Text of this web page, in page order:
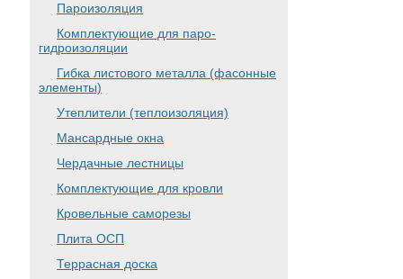
Пароизоляция
Комплектующие для паро-
гидроизоляции
Гибка листового металла (фасонные
элементы)
Утеплители (теплоизоляция)
Мансардные окна
Чердачные лестницы
Комплектующие для кровли
Кровельные саморезы
Плита ОСП
Террасная доска